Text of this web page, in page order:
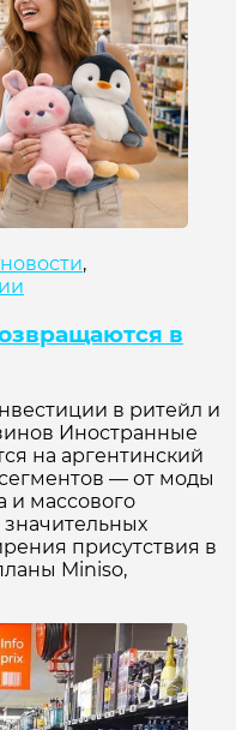
,
в
в ритейл и
Иностранные
на аргентинский
— от моды
и массового
присутствия в
Miniso,